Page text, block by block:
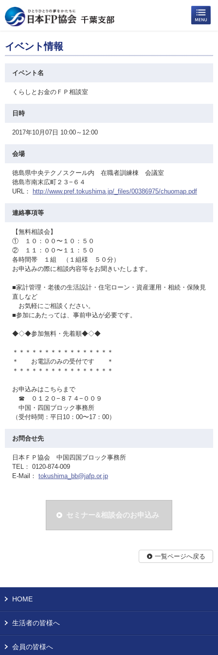
イベント情報
イベント名
くらしとお金のＦＰ相談室
日時
2017年10月07日 10:00～12:00
会場
徳島県中央テクノスクール内 在職者訓練棟 会議室
徳島市南末広町２３−６４
URL：
http://www.pref.tokushima.jp/_files/00386975/chuomap.pdf
連絡事項等
【無料相談会】
① １０：００〜１０：５０
② １１：００〜１１：５０
各時間帯 １組 （１組様 ５０分）
お申込みの際に相談内容等をお聞きいたします。
■家計管理・老後の生活設計・住宅ローン・資産運用・相続・保険見
直しなど
お気軽にご相談ください。
■参加にあたっては、事前申込が必要です。
◆◇◆参加無料・先着順◆◇◆
＊＊＊＊＊＊＊＊＊＊＊＊＊＊＊＊
＊ お電話のみの受付です ＊
＊＊＊＊＊＊＊＊＊＊＊＊＊＊＊＊
お申込みはこちらまで
☎ ０１２０−８７４−００９
中国・四国ブロック事務所
（受付時間：平日10：00〜17：00）
お問合せ先
日本ＦＰ協会 中国四国ブロック事務所
TEL： 0120-874-009
E-Mail： tokushima_bb@jafp.or.jp
セミナー&相談会のお申込み
一覧ページへ戻る
HOME
生活者の皆様へ
会員の皆様へ